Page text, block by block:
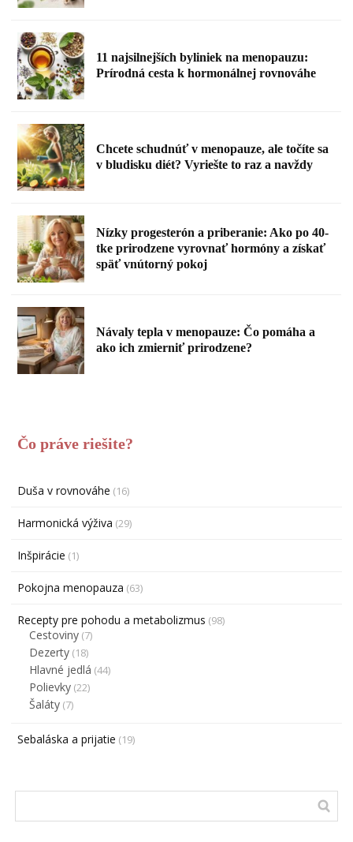
11 najsilnejších byliniek na menopauzu:
Prírodná cesta k hormonálnej rovnováhe
Chcete schudnúť v menopauze, ale točíte sa
v bludisku diét? Vyriešte to raz a navždy
Nízky progesterón a priberanie: Ako po 40-
tke prirodzene vyrovnať hormóny a získať
späť vnútorný pokoj
Návaly tepla v menopauze: Čo pomáha a
ako ich zmierniť prirodzene?
Čo práve riešite?
Duša v rovnováhe (16)
Harmonická výživa (29)
Inšpirácie (1)
Pokojna menopauza (63)
Recepty pre pohodu a metabolizmus (98)
Cestoviny (7)
Dezerty (18)
Hlavné jedlá (44)
Polievky (22)
Šaláty (7)
Sebaláska a prijatie (19)